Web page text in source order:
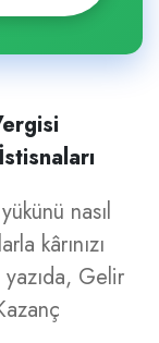
nasıl
kârınızı
Gelir